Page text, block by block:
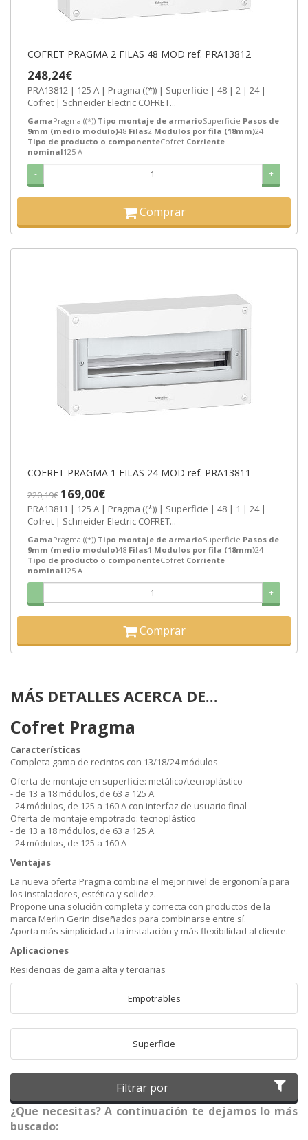
COFRET PRAGMA 2 FILAS 48 MOD ref. PRA13812
248,24€
PRA13812 | 125 A | Pragma ((*)) | Superficie | 48 | 2 | 24 |
Cofret | Schneider Electric COFRET...
GamaPragma ((*)) Tipo montaje de armarioSuperficie Pasos de
9mm (medio modulo)48 Filas2 Modulos por fila (18mm)24
Tipo de producto o componenteCofret Corriente
nominal125 A
- +
Comprar
COFRET PRAGMA 1 FILAS 24 MOD ref. PRA13811
220,19€169,00€
PRA13811 | 125 A | Pragma ((*)) | Superficie | 48 | 1 | 24 |
Cofret | Schneider Electric COFRET...
GamaPragma ((*)) Tipo montaje de armarioSuperficie Pasos de
9mm (medio modulo)48 Filas1 Modulos por fila (18mm)24
Tipo de producto o componenteCofret Corriente
nominal125 A
- +
Comprar
MÁS DETALLES ACERCA DE...
Cofret Pragma
Características
Completa gama de recintos con 13/18/24 módulos
Oferta de montaje en superficie: metálico/tecnoplástico
- de 13 a 18 módulos, de 63 a 125 A
- 24 módulos, de 125 a 160 A con interfaz de usuario final
Oferta de montaje empotrado: tecnoplástico
- de 13 a 18 módulos, de 63 a 125 A
- 24 módulos, de 125 a 160 A
Ventajas
La nueva oferta Pragma combina el mejor nivel de ergonomía para
los instaladores, estética y solidez.
Propone una solución completa y correcta con productos de la
marca Merlin Gerin diseñados para combinarse entre sí.
Aporta más simplicidad a la instalación y más flexibilidad al cliente.
Aplicaciones
Residencias de gama alta y terciarias
Empotrables
Superficie
Filtrar por
¿Que necesitas? A continuación te dejamos lo más
buscado: